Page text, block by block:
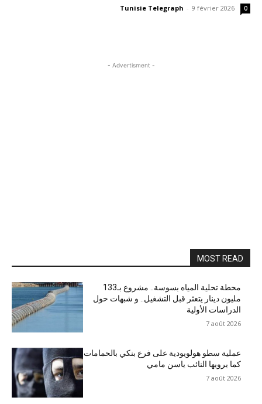
Tunisie Telegraph - 9 février 2026 0
- Advertisment -
MOST READ
محطة تحلية المياه بسوسة.. مشروع بـ133
مليون دينار يتعثر قبل التشغيل.. و شبهات حول
الدراسات الأولية
7 août 2026
عملية سطو هولويودية على فرع بنكي بالحمامات
كما يرويها النائب ياسن مامي
7 août 2026